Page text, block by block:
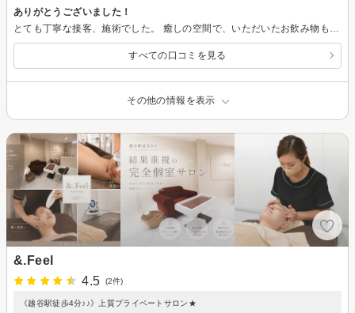
ありがとうございました！
すべての口コミを見る
その他の情報を表示
&.Feel
4.5
(2件)
《越谷駅徒歩4分♪♪》上質プライベートサロン★